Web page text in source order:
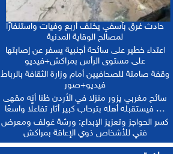
15:06 :
الدكتورة أمل العباسي.. نموذج للأستاذة
الجامعية التي تجمع بين التميز الأكاديمي والالتزام
التربوي
12:16 :
بعد إجراء الاستدراكية.. الإعلان عن النتائج
النهائية للبكالوريا ونسبة النجاح تتجاوز 81 في المائة
حادث غرق بآسفي يخلف أربع وفيات واستنفارًا
لمصالح الوقاية المدنية
اعتداء خطير على سائحة أجنبية يسفر عن إصابتها
على مستوى الرأس بمراكش+فيديو
وقفة صامتة للصحافيين أمام وزارة الثقافة بالرباط
فيديو+صور
سائح مغربي يزور منزلا في الأردن ظنا أنه مقهى
… فيستقبله أهله بترحاب كبير أثار تفاعلًا واسعًا
كسر الحواجز وتعزيز الإبداع: ورشة غولف ومعرض
فني للأشخاص ذوي الإعاقة بمراكش